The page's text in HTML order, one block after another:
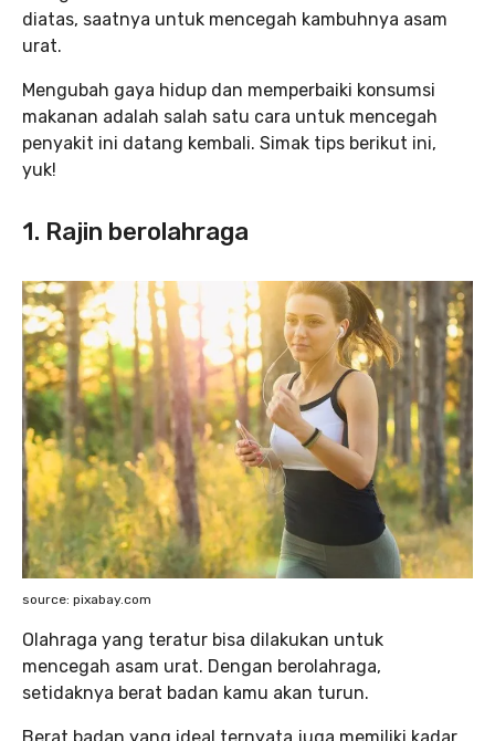
diatas, saatnya untuk mencegah kambuhnya asam
urat.
Mengubah gaya hidup dan memperbaiki konsumsi
makanan adalah salah satu cara untuk mencegah
penyakit ini datang kembali. Simak tips berikut ini,
yuk!
1. Rajin berolahraga
source: pixabay.com
Olahraga yang teratur bisa dilakukan untuk
mencegah asam urat. Dengan berolahraga,
setidaknya berat badan kamu akan turun.